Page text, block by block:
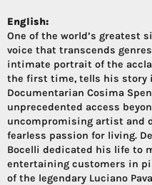
English:
One of the world’s greatest
voice that transcends
intimate portrait of the
the first time, tells his story
Documentarian Cosima
unprecedented access
uncompromising artist and
fearless passion for living.
Bocelli dedicated his life to
entertaining customers in
of the legendary Luciano